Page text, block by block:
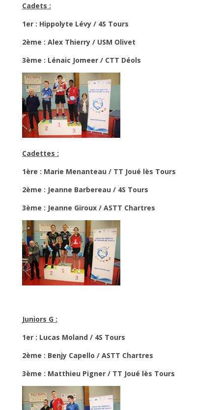
Cadets :
1er : Hippolyte Lévy / 4S Tours
2ème : Alex Thierry / USM Olivet
3ème : Lénaic Jomeer / CTT Déols
Cadettes :
1ère : Marie Menanteau / TT Joué lès Tours
2ème : Jeanne Barbereau / 4S Tours
3ème : Jeanne Giroux / ASTT Chartres
Juniors G :
1er : Lucas Moland / 4S Tours
2ème : Benjy Capello / ASTT Chartres
3ème : Matthieu Pigner / TT Joué lès Tours